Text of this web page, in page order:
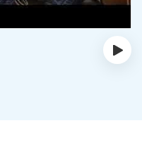
›